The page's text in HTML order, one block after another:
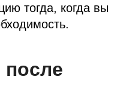
тогда, когда вы
после